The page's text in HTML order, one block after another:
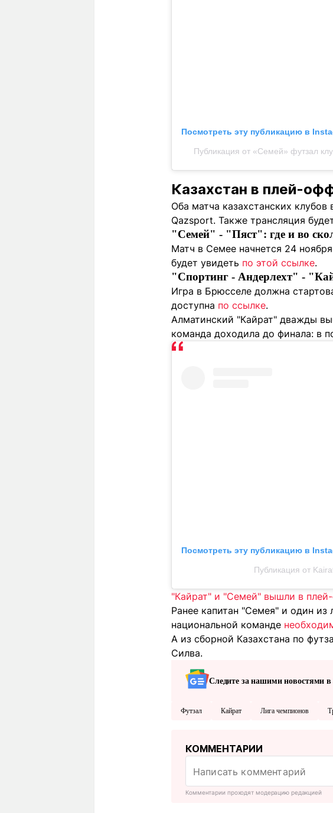
Посмотреть эту публикацию в
Публикация от «Семей» футзал
Казахстан в плей-
Оба матча казахстанских
Qazsport. Также трансляция
"Семей" - "Пяст": где и во
Матч в Семее начнется 24
будет увидеть по этой ссылке.
"Спортинг - Андерлехт" -
Игра в Брюсселе должна
доступна по ссылке.
Алматинский "Кайрат" дважды
команда доходила до финала: в
Посмотреть эту публикацию в
Публикация от
"Кайрат" и "Семей" вышли в
Ранее капитан "Семея" и один из
национальной команде
А из сборной Казахстана по
Силва.
Следите за нашими новостями в
Футзал Кайрат Лига чемпионов
КОММЕНТАРИИ
Комментарии проходят модерацию редакцией